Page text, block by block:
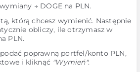
→ DOGE na PLN.
którą chcesz wymienić. Następnie
obliczy, ile otrzymasz w
PLN.
poprawną portfel/konto PLN,
i kliknąć "Wymień".